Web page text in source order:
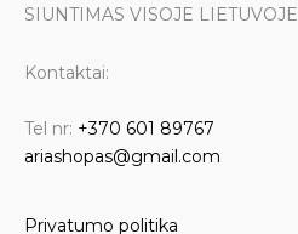
SIUNTIMAS VISOJE LIETUVOJE
Kontaktai:
Tel nr: +370 601 89767
ariashopas@gmail.com
Privatumo politika